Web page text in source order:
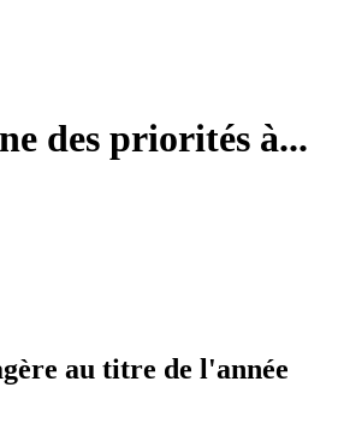
des priorités à...
au titre de l'année